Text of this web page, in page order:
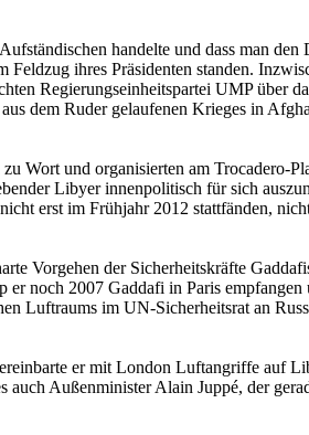
handelte und dass man
ihres Präsidenten standen.
Regierungseinheitspartei UMP über
dem Ruder gelaufenen Krieges in
Wort und organisierten am Trocadero-
Libyer innenpolitisch für sich
erst im Frühjahr 2012 stattfänden,
Vorgehen der Sicherheitskräfte
noch 2007 Gaddafi in Paris
Luftraums im UN-Sicherheitsrat an
er mit London Luftangriffe auf
Außenminister Alain Juppé, der